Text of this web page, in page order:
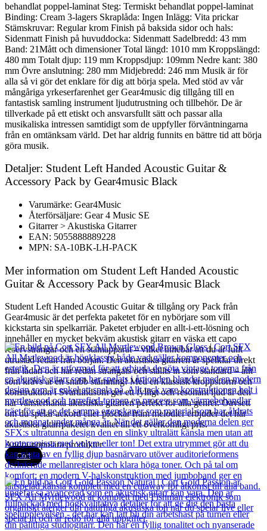
behandlat poppel-laminat Steg: Termiskt behandlat poppel-laminat
Binding: Cream 3-lagers Skraplåda: Ingen Inlägg: Vita prickar
Stämskruvar: Regular krom Finish på baksida sidor och hals:
Sidenmatt Finish på huvuddocka: Sidenmatt Sadelbredd: 43 mm
Band: 21Mått och dimensioner Total längd: 1010 mm Kroppslängd:
480 mm Totalt djup: 119 mm Kroppsdjup: 109mm Nedre kant: 380
mm Övre anslutning: 280 mm Midjebredd: 246 mm Musik är för
alla så vi gör det enklare för dig att börja spela. Med stöd av vår
mångåriga yrkeserfarenhet ger Gear4music dig tillgång till en
fantastisk samling instrument ljudutrustning och tillbehör. De är
tillverkade på ett etiskt och ansvarsfullt sätt och passar alla
musikaliska intressen samtidigt som de uppfyller förväntningarna
från en omtänksam värld. Det har aldrig funnits en bättre tid att börja
göra musik.
Detaljer: Student Left Handed Acoustic Guitar &
Accessory Pack by Gear4music Black
Varumärke: Gear4Music
Återförsäljare: Gear 4 Music SE
Gitarrer > Akustiska Gitarrer
EAN: 5055888889228
MPN: SA-10BK-LH-PACK
Mer information om Student Left Handed Acoustic
Guitar & Accessory Pack by Gear4music Black
Student Left Handed Acoustic Guitar & tillgång ory Pack från
Gear4music är det perfekta paketet för en nybörjare som vill
kickstarta sin spelkarriär. Paketet erbjuder en allt-i-ett-lösning och
innehåller en mycket bekväm akustisk gitarr en väska ett capo
reservsträngar och en stämapparat – vilket innebär att du är fullt
utrustad redan från början. Den akustiska gitarren är spelklar direkt
från lådan och har redan strängats och ställts in som standard – allt
som krävs är en snabb stämning! Med en klassisk kroppsform och
konstruktion i Svartlindsom ger ett fylligt och resonant ljud är den
här vänsterhänta akustiska gitarren perfekt för alla genrer. Oavsett
om du spelar ackord eller plockar fram melodier erbjuder det här
akustiska gitarrpaketet kvalitet till ett överkomligt pris.
Andra populära produkter
Cort